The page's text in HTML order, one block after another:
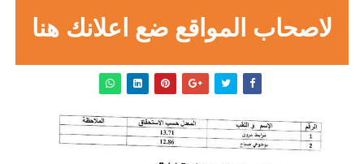
لاصحاب المواقع ضع اعلانك هنا